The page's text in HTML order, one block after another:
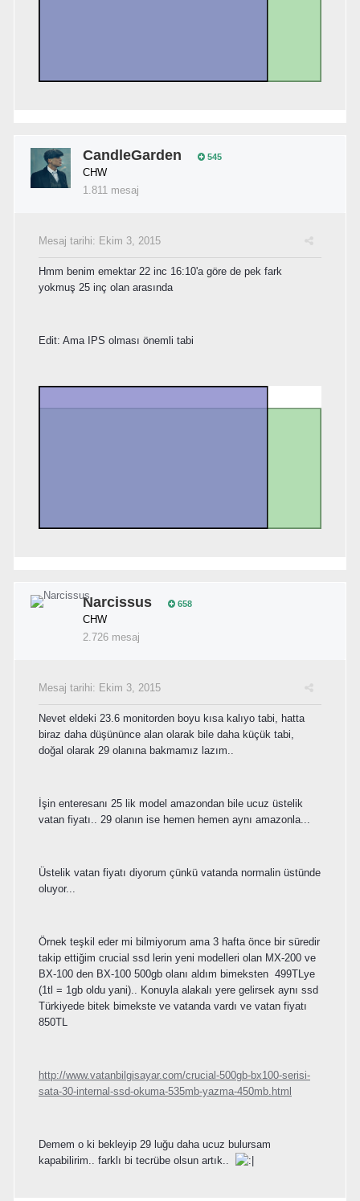
CandleGarden 545
CHW
1.811 mesaj
Mesaj tarihi: Ekim 3, 2015
Hmm benim emektar 22 inc 16:10'a göre de pek fark
yokmuş 25 inç olan arasında
Edit: Ama IPS olması önemli tabi
Narcissus 658
CHW
2.726 mesaj
Mesaj tarihi: Ekim 3, 2015
Nevet eldeki 23.6 monitorden boyu kısa kalıyo tabi, hatta
biraz daha düşününce alan olarak bile daha küçük tabi,
doğal olarak 29 olanına bakmamız lazım..
İşin enteresanı 25 lik model amazondan bile ucuz üstelik
vatan fiyatı.. 29 olanın ise hemen hemen aynı amazonla...
Üstelik vatan fiyatı diyorum çünkü vatanda normalin üstünde
oluyor...
Örnek teşkil eder mi bilmiyorum ama 3 hafta önce bir süredir
takip ettiğim crucial ssd lerin yeni modelleri olan MX-200 ve
BX-100 den BX-100 500gb olanı aldım bimeksten 499TLye
(1tl = 1gb oldu yani).. Konuyla alakalı yere gelirsek aynı ssd
Türkiyede bitek bimekste ve vatanda vardı ve vatan fiyatı
850TL
http://www.vatanbilgisayar.com/crucial-500gb-bx100-serisi-
sata-30-internal-ssd-okuma-535mb-yazma-450mb.html
Demem o ki bekleyip 29 luğu daha ucuz bulursam
kapabilirim.. farklı bi tecrübe olsun artık..